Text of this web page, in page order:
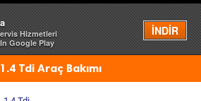
Hizmetleri
Google Play
İNDİR
Menü
Tdi Araç Bakımı